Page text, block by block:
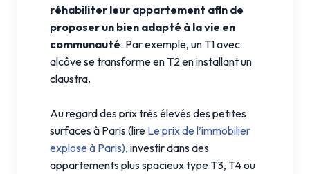
réhabiliter leur appartement afin de
proposer un bien adapté à la vie en
communauté. Par exemple, un T1 avec
alcôve se transforme en T2 en installant un
claustra.
Au regard des prix très élevés des petites
surfaces à Paris (lire Le prix de l’immobilier
explose à Paris), investir dans des
appartements plus spacieux type T3, T4 ou